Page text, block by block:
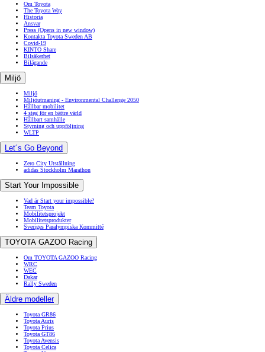
Om Toyota
The Toyota Way
Historia
Ansvar
Press (Opens in new window)
Kontakta Toyota Sweden AB
Covid-19
KINTO Share
Bilsäkerhet
Bilägande
Miljö
Miljö
Miljöutmaning - Environmental Challenge 2050
Hållbar mobilitet
4 steg för en bättre värld
Hållbart samhälle
Styrning och uppföljning
WLTP
Let´s Go Beyond
Zero City Utställning
adidas Stockholm Marathon
Start Your Impossible
Vad är Start your impossible?
Team Toyota
Mobilitetsprojekt
Mobilitetsprodukter
Sveriges Paralympiska Kommitté
TOYOTA GAZOO Racing
Om TOYOTA GAZOO Racing
WRC
WEC
Dakar
Rally Sweden
Äldre modeller
Toyota GR86
Toyota Auris
Toyota Prius
Toyota GT86
Toyota Avensis
Toyota Celica